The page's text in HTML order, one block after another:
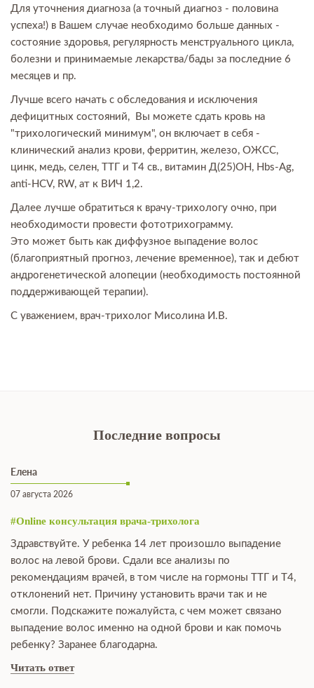
Для уточнения диагноза (а точный диагноз - половина
успеха!) в Вашем случае необходимо больше данных -
состояние здоровья, регулярность менструального цикла,
болезни и принимаемые лекарства/бады за последние 6
месяцев и пр.
Лучше всего начать с обследования и исключения
дефицитных состояний, Вы можете сдать кровь на
"трихологический минимум", он включает в себя -
клинический анализ крови, ферритин, железо, ОЖСС,
цинк, медь, селен, ТТГ и Т4 св., витамин Д(25)ОН, Hbs-Ag,
anti-HCV, RW, ат к ВИЧ 1,2.
Далее лучше обратиться к врачу-трихологу очно, при
необходимости провести фототрихограмму.
Это может быть как диффузное выпадение волос
(благоприятный прогноз, лечение временное), так и дебют
андрогенетической алопеции (необходимость постоянной
поддерживающей терапии).
С уважением, врач-трихолог Мисолина И.В.
Последние вопросы
Елена
07 августа 2026
#Online консультация врача-трихолога
Здравствуйте. У ребенка 14 лет произошло выпадение
волос на левой брови. Сдали все анализы по
рекомендациям врачей, в том числе на гормоны ТТГ и Т4,
отклонений нет. Причину установить врачи так и не
смогли. Подскажите пожалуйста, с чем может связано
выпадение волос именно на одной брови и как помочь
ребенку? Заранее благодарна.
Читать ответ